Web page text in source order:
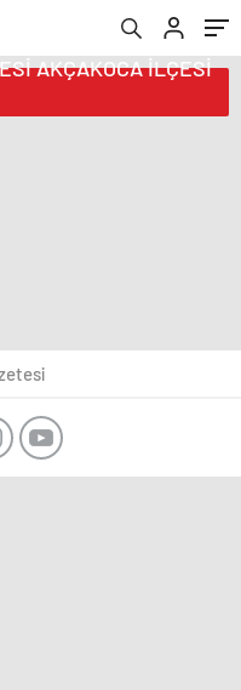
AKÇAKOCA İLÇESİ